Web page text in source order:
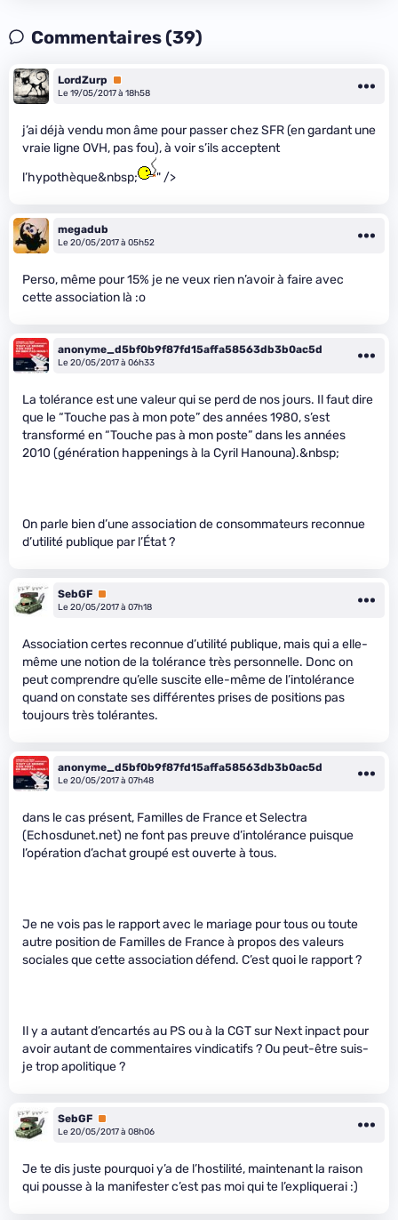
Commentaires (39)
LordZurp
Premium
Le 19/05/2017 à 18h58
j’ai déjà vendu mon âme pour passer chez SFR (en gardant une
vraie ligne OVH, pas fou), à voir s’ils acceptent
l’hypothèque&nbsp;
" />
megadub
Le 20/05/2017 à 05h52
Perso, même pour 15% je ne veux rien n’avoir à faire avec
cette association là :o
anonyme_d5bf0b9f87fd15affa58563db3b0ac5d
Le 20/05/2017 à 06h33
La tolérance est une valeur qui se perd de nos jours. Il faut dire
que le “Touche pas à mon pote” des années 1980, s’est
transformé en “Touche pas à mon poste” dans les années
2010 (génération happenings à la Cyril Hanouna).&nbsp;
On parle bien d’une association de consommateurs reconnue
d’utilité publique par l’État ?
SebGF Premium
Le 20/05/2017 à 07h18
Association certes reconnue d’utilité publique, mais qui a elle-
même une notion de la tolérance très personnelle. Donc on
peut comprendre qu’elle suscite elle-même de l’intolérance
quand on constate ses différentes prises de positions pas
toujours très tolérantes.
anonyme_d5bf0b9f87fd15affa58563db3b0ac5d
Le 20/05/2017 à 07h48
dans le cas présent, Familles de France et Selectra
(Echosdunet.net) ne font pas preuve d’intolérance puisque
l’opération d’achat groupé est ouverte à tous.
Je ne vois pas le rapport avec le mariage pour tous ou toute
autre position de Familles de France à propos des valeurs
sociales que cette association défend. C’est quoi le rapport ?
Il y a autant d’encartés au PS ou à la CGT sur Next inpact pour
avoir autant de commentaires vindicatifs ? Ou peut-être suis-
je trop apolitique ?
SebGF Premium
Le 20/05/2017 à 08h06
Je te dis juste pourquoi y’a de l’hostilité, maintenant la raison
qui pousse à la manifester c’est pas moi qui te l’expliquerai :)